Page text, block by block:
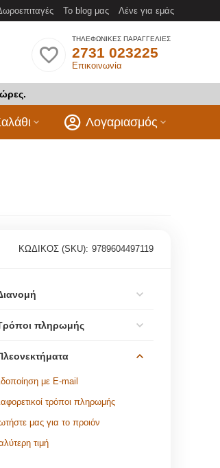
Το blog μας Λένε για εμάς
ΤΗΛΕΦΩΝΙΚΕΣ ΠΑΡΑΓΓΕΛΙΕΣ
2731 023225
Επικοινωνία
Λογαριασμός
ΚΩΔΙΚΟΣ (SKU): 9789604497119
πληρωμής
με E-mail
τρόποι πληρωμής
μας για το προιόν
τιμή